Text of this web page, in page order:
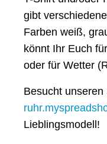
gibt
Farben weiß,
könnt Ihr Euch
oder für Wetter
Besucht unseren
Lieblingsmodell!